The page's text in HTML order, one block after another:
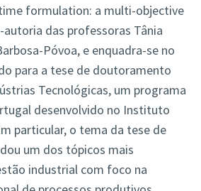
formulation: a multi-objective
autoria das professoras Tânia
Póvoa, e enquadra-se no
para a tese de doutoramento
Tecnológicas, um programa
desenvolvido no Instituto
particular, o tema da tese de
um dos tópicos mais
industrial com foco na